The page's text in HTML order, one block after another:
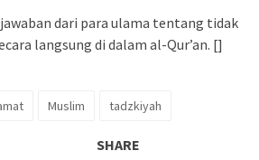
dari para ulama tentang tidak
langsung di dalam al-Qur’an. []
Muslim tadzkiyah
SHARE